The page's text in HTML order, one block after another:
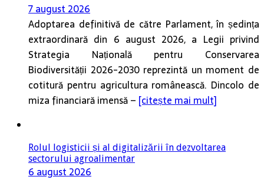
7 august 2026
Adoptarea definitivă de către Parlament, în ședința
extraordinară din 6 august 2026, a Legii privind
Strategia Națională pentru Conservarea
Biodiversității 2026-2030 reprezintă un moment de
cotitură pentru agricultura românească. Dincolo de
miza financiară imensă – [citește mai mult]
Rolul logisticii și al digitalizării în dezvoltarea
sectorului agroalimentar
6 august 2026